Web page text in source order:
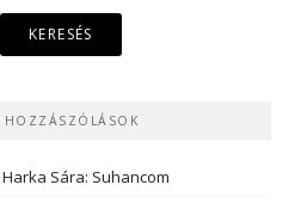
HOZZÁSZÓLÁSOK
Harka Sára: Suhancom